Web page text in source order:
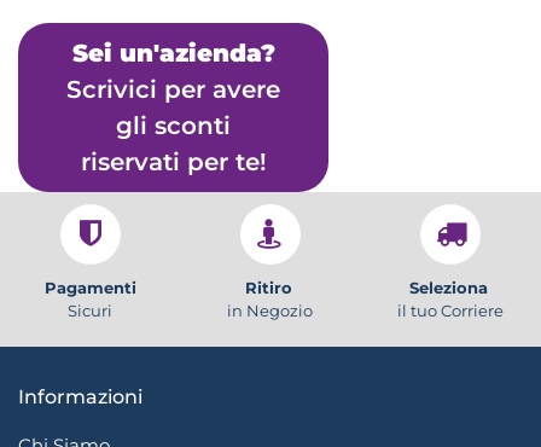
Sei un'azienda?
Scrivici per avere
gli sconti
riservati per te!
Pagamenti
Sicuri
Ritiro
in Negozio
Seleziona
il tuo Corriere
Informazioni